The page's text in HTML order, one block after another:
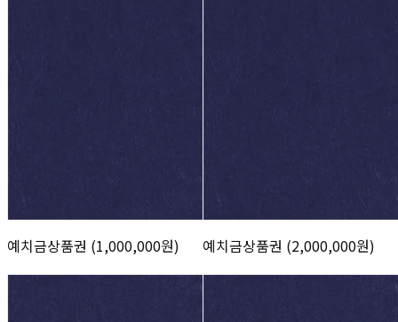
예치금상품권 (1,000,000원) 예치금상품권 (2,000,000원)